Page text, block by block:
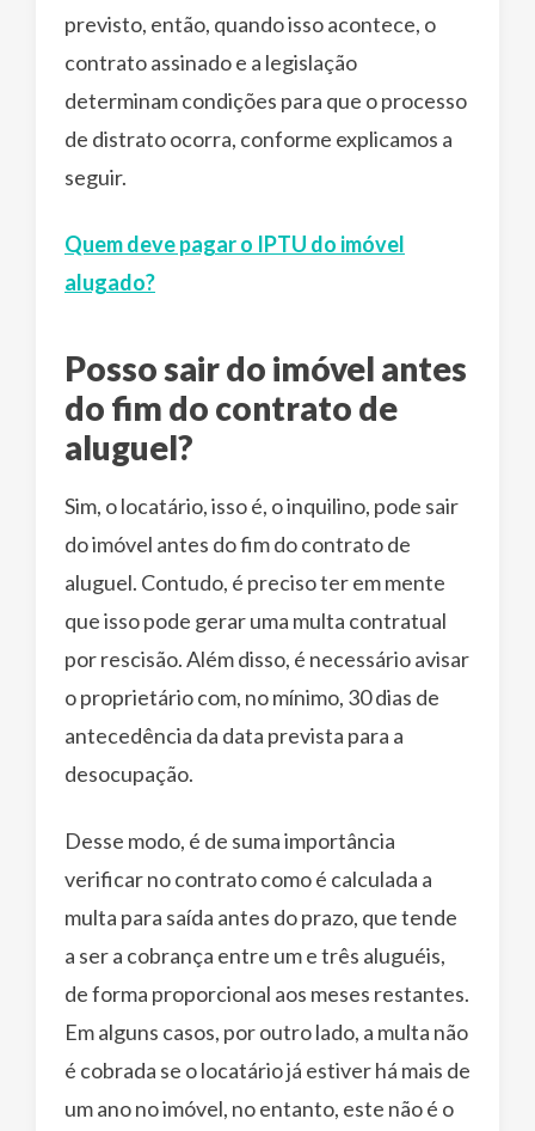
previsto, então, quando isso acontece, o
contrato assinado e a legislação
determinam condições para que o processo
de distrato ocorra, conforme explicamos a
seguir.
Quem deve pagar o IPTU do imóvel
alugado?
Posso sair do imóvel antes
do fim do contrato de
aluguel?
Sim, o locatário, isso é, o inquilino, pode sair
do imóvel antes do fim do contrato de
aluguel. Contudo, é preciso ter em mente
que isso pode gerar uma multa contratual
por rescisão. Além disso, é necessário avisar
o proprietário com, no mínimo, 30 dias de
antecedência da data prevista para a
desocupação.
Desse modo, é de suma importância
verificar no contrato como é calculada a
multa para saída antes do prazo, que tende
a ser a cobrança entre um e três aluguéis,
de forma proporcional aos meses restantes.
Em alguns casos, por outro lado, a multa não
é cobrada se o locatário já estiver há mais de
um ano no imóvel, no entanto, este não é o